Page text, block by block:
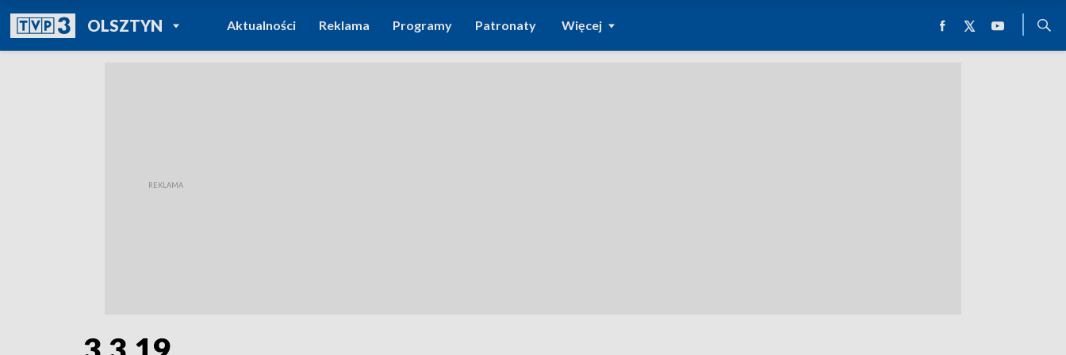
OLSZTYNPOWRÓT DO
TVP REGIONY
Aktualności Reklama Programy Patronaty Więcej